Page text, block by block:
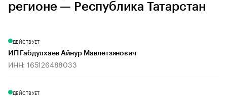
регионе — Республика Татарстан
ДЕЙСТВУЕТ
ИП Габдулхаев Айнур Мавлетзянович
ИНН: 165126488033
ДЕЙСТВУЕТ